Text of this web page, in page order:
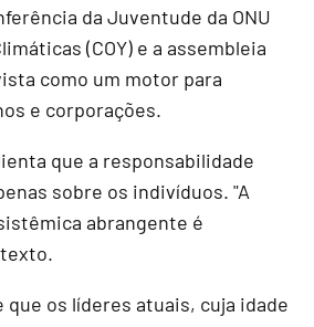
da Juventude da ONU
(COY) e a assembleia
como um motor para
e corporações.
que a responsabilidade
sobre os indivíduos. "A
abrangente é
que os líderes atuais, cuja idade